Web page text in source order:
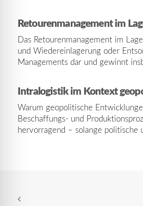
Retourenmanagement im
Das Retourenmanagement im
und Wiedereinlagerung oder
Managements dar und gewinnt
Intralogistik im Kontext
Warum geopolitische
Beschaffungs- und
hervorragend – solange